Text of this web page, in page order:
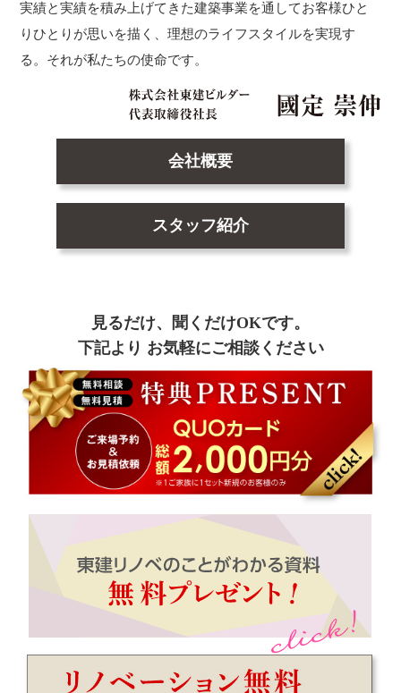
実績と実績を積み上げてきた建築事業を通してお客様ひと
りひとりが思いを描く、理想のライフスタイルを実現す
る。 それが私たちの使命です。
会社概要
スタッフ紹介
見るだけ、聞くだけOKです。
下記より お気軽にご相談ください